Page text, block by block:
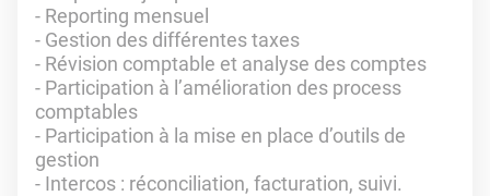
- Reporting mensuel
- Gestion des différentes taxes
- Révision comptable et analyse des comptes
- Participation à l’amélioration des process
comptables
- Participation à la mise en place d’outils de
gestion
- Intercos : réconciliation, facturation, suivi.